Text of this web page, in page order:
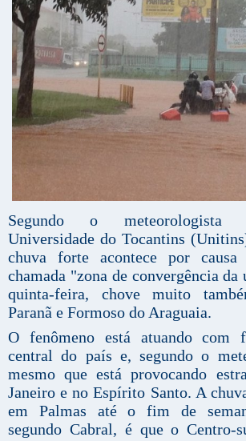
Segundo o meteorologista
Universidade do Tocantins
chuva forte acontece por causa
chamada "zona de convergência da
quinta-feira, chove muito
Paranã e Formoso do Araguaia.
O fenômeno está atuando com
central do país e, segundo o
mesmo que está provocando
Janeiro e no Espírito Santo. A
em Palmas até o fim de
segundo Cabral, é que o Centro-